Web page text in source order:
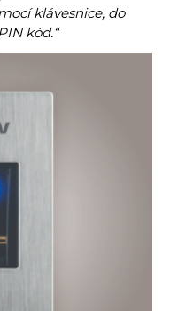
klávesnice, do
kód.“